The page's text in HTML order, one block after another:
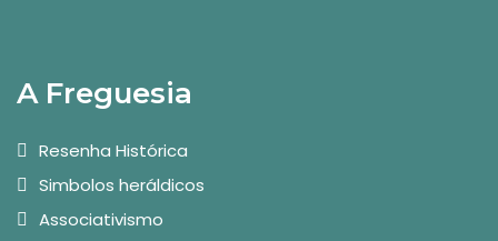
A Freguesia
Resenha Histórica
Simbolos heráldicos
Associativismo